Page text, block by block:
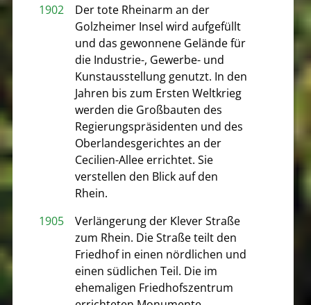
1902
Der tote Rheinarm an der
Golzheimer Insel wird aufgefüllt
und das gewonnene Gelände für
die Industrie-, Gewerbe- und
Kunstausstellung genutzt. In den
Jahren bis zum Ersten Weltkrieg
werden die Großbauten des
Regierungspräsidenten und des
Oberlandesgerichtes an der
Cecilien-Allee errichtet. Sie
verstellen den Blick auf den
Rhein.
1905
Verlängerung der Klever Straße
zum Rhein. Die Straße teilt den
Friedhof in einen nördlichen und
einen südlichen Teil. Die im
ehemaligen Friedhofszentrum